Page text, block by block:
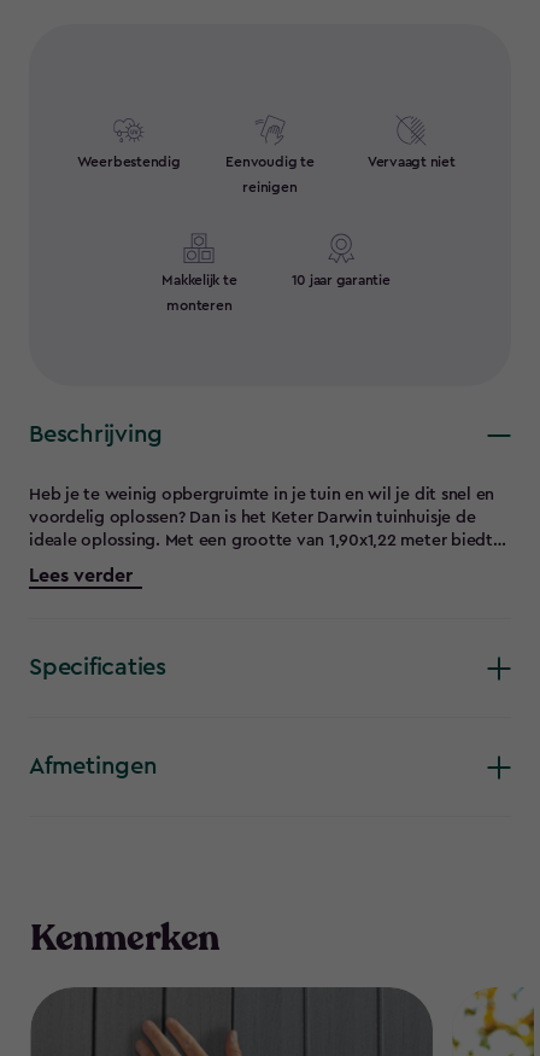
Weerbestendig
Eenvoudig te
reinigen
Vervaagt niet
Makkelijk te
monteren
10 jaar garantie
Beschrijving
Heb je te weinig opbergruimte in je tuin en wil je dit snel en
voordelig oplossen? Dan is het Keter Darwin tuinhuisje de
ideale oplossing. Met een grootte van 1,90x1,22 meter biedt
de Darwin 64 volop ruimte voor fietsen, gereedschap en/of
tuinmeubelen. De dubbelwandige 16 mm panelen hebben een
beschermen je eigendommen tegen vocht. De Darwin is
uitgevoerd met 2 ramen voor daglicht. Het kunststof tuinhuis
Lees verder
Specificaties
Afmetingen
Kenmerken